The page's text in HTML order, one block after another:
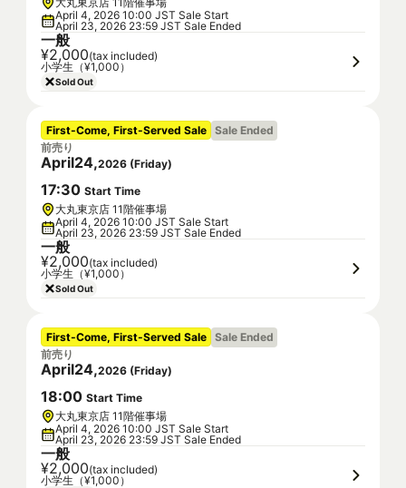
April 4, 2026 10:00 JST Sale Start
April 23, 2026 23:59 JST Sale Ended
一般
¥2,000(tax included)
小学生（¥1,000）
Sold Out
First-Come, First-Served Sale Sale Ended
前売り
April24,2026 (Friday)
17:30 Start Time
大丸東京店 11階催事場
April 4, 2026 10:00 JST Sale Start
April 23, 2026 23:59 JST Sale Ended
一般
¥2,000(tax included)
小学生（¥1,000）
Sold Out
First-Come, First-Served Sale Sale Ended
前売り
April24,2026 (Friday)
18:00 Start Time
大丸東京店 11階催事場
April 4, 2026 10:00 JST Sale Start
April 23, 2026 23:59 JST Sale Ended
一般
¥2,000(tax included)
小学生（¥1,000）